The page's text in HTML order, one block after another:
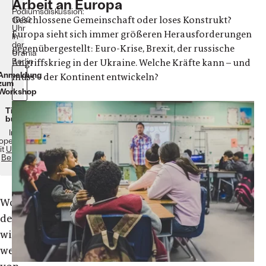
|
Podiumsdiskussion:
19.30
Uhr
In
der
Urania
Berlin
Ticket
buchen
In
Urania
Berlin
Woran
denken
wir,
wenn
Arbeit an Europa
Geschlossene Gemeinschaft oder loses Konstrukt?
Europa sieht sich immer größeren Herausforderungen
gegenübergestellt: Euro-Krise, Brexit, der russische
Angriffskrieg in der Ukraine. Welche Kräfte kann – und
muss – der Kontinent entwickeln?